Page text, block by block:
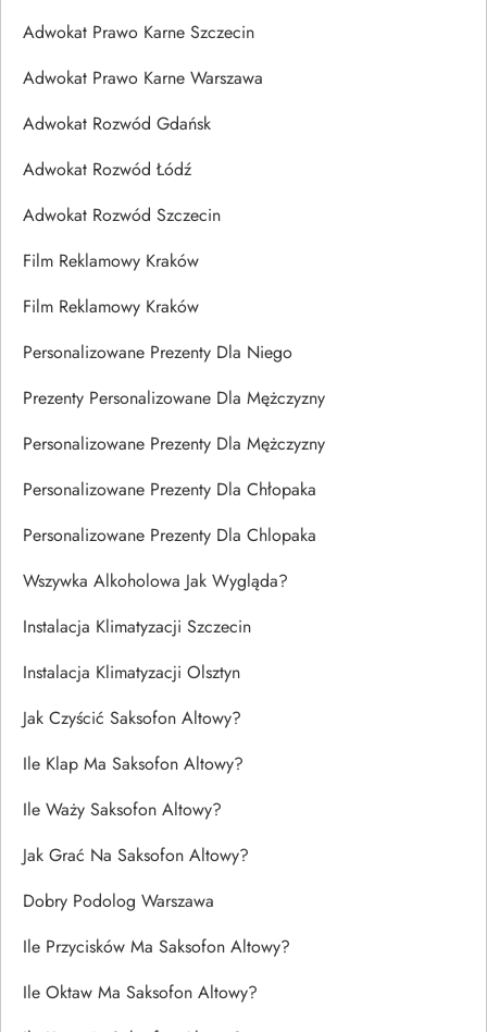
Adwokat Prawo Karne Szczecin
Adwokat Prawo Karne Warszawa
Adwokat Rozwód Gdańsk
Adwokat Rozwód Łódź
Adwokat Rozwód Szczecin
Film Reklamowy Kraków
Film Reklamowy Kraków
Personalizowane Prezenty Dla Niego
Prezenty Personalizowane Dla Mężczyzny
Personalizowane Prezenty Dla Mężczyzny
Personalizowane Prezenty Dla Chłopaka
Personalizowane Prezenty Dla Chlopaka
Wszywka Alkoholowa Jak Wygląda?
Instalacja Klimatyzacji Szczecin
Instalacja Klimatyzacji Olsztyn
Jak Czyścić Saksofon Altowy?
Ile Klap Ma Saksofon Altowy?
Ile Waży Saksofon Altowy?
Jak Grać Na Saksofon Altowy?
Dobry Podolog Warszawa
Ile Przycisków Ma Saksofon Altowy?
Ile Oktaw Ma Saksofon Altowy?